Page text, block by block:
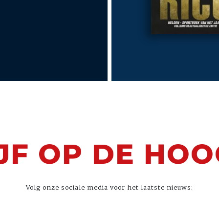
OP DE
Volg onze sociale media voor het laatste nieuws: